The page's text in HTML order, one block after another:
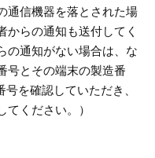
通信機器を落とされた場
からの通知も送付してく
の通知がない場合は、な
号とその端末の製造番
を確認していただき、
てください。）